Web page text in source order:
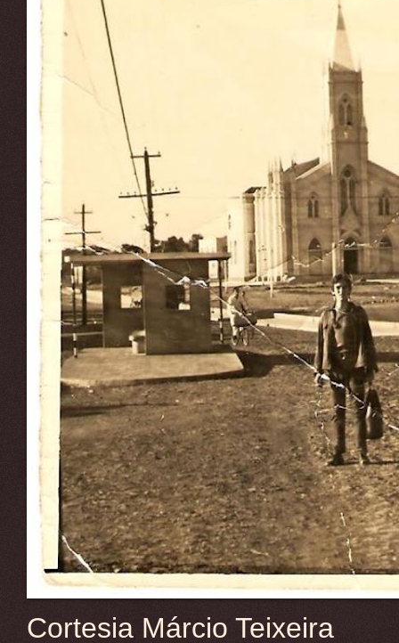
Cortesia Márcio Teixeira